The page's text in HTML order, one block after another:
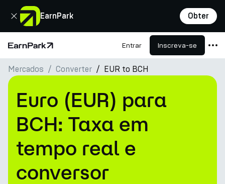
EarnPark Obter
Fechar
Página Inicial Entrar Inscreva-se
Produtos
Mercados
Calculadoras
PARK Token
Recursos
Empresa
Mercados Converter EUR to BCH
Euro (EUR) para
BCH: Taxa em
tempo real e
conversor